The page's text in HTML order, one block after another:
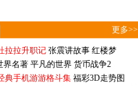
更多>>
拉拉升职记 张震讲故事 红楼梦
界名著 平凡的世界 货币战争2
典手机游游格斗集 福彩3D走势图